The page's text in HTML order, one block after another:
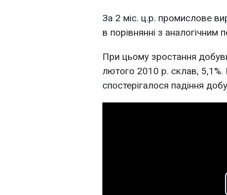
За 2 міс. ц.р. промислове
в порівнянні з аналогічним
При цьому зростання
лютого 2010 р. склав,
спостерігалося падіння